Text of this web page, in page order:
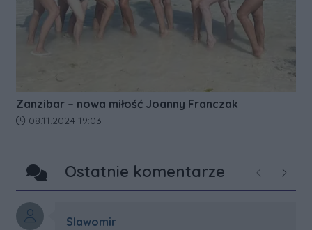
Zanzibar – nowa miłość Joanny Franczak
Data dodania artykułu:
08.11.2024 19:03
Ostatnie komentarze Poprzednie
Autor komentarza:
Slawomir